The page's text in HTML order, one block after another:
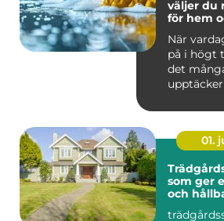
väljer du
för hem
När
på i högt
det
hjälp a...
01.
som ger
och